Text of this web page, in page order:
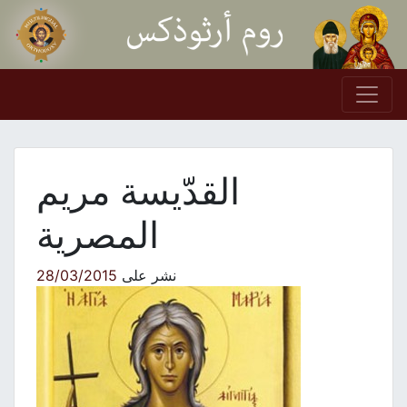
Skip to content
Main Navigation
القدّيسة مريم
المصرية
نشر على28/03/2015